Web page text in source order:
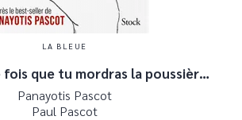
LA BLEUE
fois que tu mordras la poussièr…
Panayotis Pascot
Paul Pascot